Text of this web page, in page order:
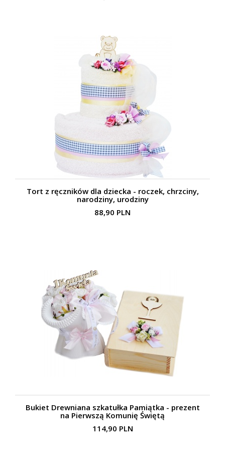
Tort z ręczników dla dziecka - roczek, chrzciny,
narodziny, urodziny
88,90 PLN
Bukiet Drewniana szkatułka Pamiątka - prezent
na Pierwszą Komunię Świętą
114,90 PLN